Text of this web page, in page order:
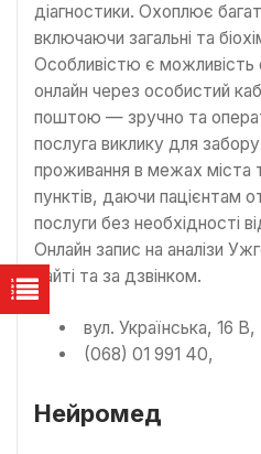
діагностики. Охоплює
включаючи загальні та
Особливістю є можливість
онлайн через особистий
поштою — зручно та
послуга виклику для
проживання в межах міста
пунктів, даючи пацієнтам
послуги без необхідності
Онлайн запис на аналізи
сайті та за дзвінком.
вул. Українська, 16 В,
(068) 01 991 40,
Нейромед